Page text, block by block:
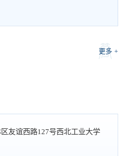
更多 +
友谊西路127号西北工业大学